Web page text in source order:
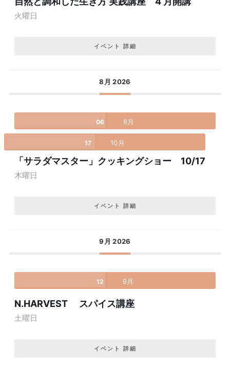
火曜日
イベント 詳細
8月 2026
06 8月
17 10月
「サラダマスター」クッキングショー 10/17
木曜日
イベント 詳細
9月 2026
12 9月
N.HARVEST スパイス講座
土曜日
イベント 詳細